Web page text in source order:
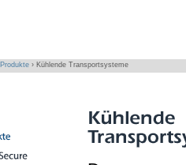
Kühlende Transportsysteme
Produkte› Kühlende Transportsysteme